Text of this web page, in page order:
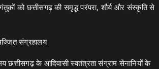
को छत्तीसगढ़ की समृद्ध परंपरा, शौर्य और संस्कृति से
संग्रहालय
छत्तीसगढ़ के आदिवासी स्वतंत्रता संग्राम सेनानियों के